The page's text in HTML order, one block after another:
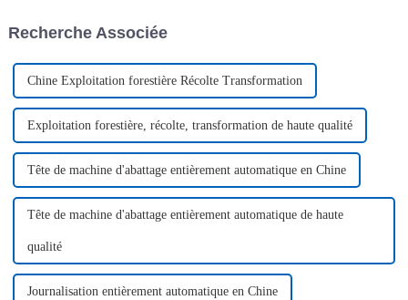
de perte…
Recherche Associée
Chine Exploitation forestière Récolte Transformation
Exploitation forestière, récolte, transformation de haute qualité
Tête de machine d'abattage entièrement automatique en Chine
Tête de machine d'abattage entièrement automatique de haute
qualité
Journalisation entièrement automatique en Chine